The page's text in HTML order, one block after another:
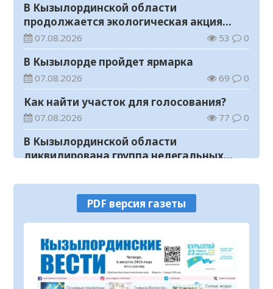
В Кызылординской области
продолжается экологическая акция
«Таза Қазақстан»
07.08.2026 53 0
В Кызылорде пройдет ярмарка
07.08.2026 69 0
Как найти участок для голосования?
07.08.2026 77 0
В Кызылординской области
ликвидирована группа нелегальных
Аким области ознакомился с работой
племенного хозяйства в
Жанакорганском районе
07.08.2026 100 0
В Кызылординской области пройдут
мероприятия, посвященные
Международному дню молодежи
07.08.2026 51
PDF версия газеты